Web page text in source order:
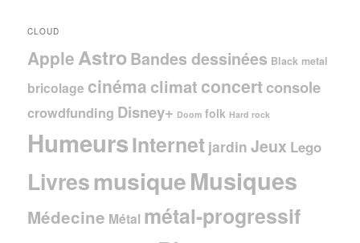
CLOUD
Apple AstroBandes dessinées Black metal
bricolage cinéma climat concertconsole
crowdfunding Disney+ Doom folk Hard rock
HumeursInternet jardin Jeux Lego
LivresmusiqueMusiques
Médecine Métal métal-progressif